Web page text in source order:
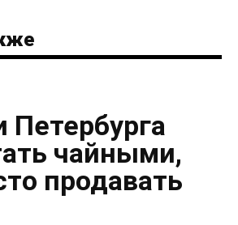
Петербурга
чайными,
продавать